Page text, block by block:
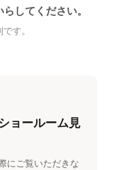
してください。
す。
ョールーム見
にご覧いただきな